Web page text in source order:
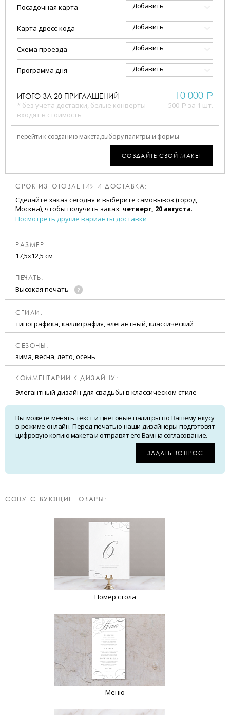
Посадочная карта Добавить
Карта дресс-кода Добавить
Схема проезда Добавить
Программа дня Добавить
ИТОГО ЗА 20 ПРИГЛАШЕНИЙ
* без учета доставки, белые конверты
входят в стоимость
10 000 a
500 a за 1 шт.
перейти к созданию макета,выбору палитры и формы
СОЗДАЙТЕ СВОЙ МАКЕТ
СРОК ИЗГОТОВЛЕНИЯ И ДОСТАВКА:
Сделайте заказ сегодня и выберите самовывоз (город
Москва), чтобы получить заказ: четверг, 20 августа.
Посмотреть другие варианты доставки
РАЗМЕР:
17,5х12,5 см
ПЕЧАТЬ:
Высокая печать
CТИЛИ:
типографика, каллиграфия, элегантный, классический
CЕЗОНЫ:
зима, весна, лето, осень
КОММЕНТАРИИ К ДИЗАЙНУ:
Элегантный дизайн для свадьбы в классическом стиле
Вы можете менять текст и цветовые палитры по Вашему вкусу
в режиме онлайн. Перед печатью наши дизайнеры подготовят
цифровую копию макета и отправят его Вам на согласование.
ЗАДАТЬ ВОПРОС
CОПУТСТВУЮЩИЕ ТОВАРЫ:
Номер стола
Меню